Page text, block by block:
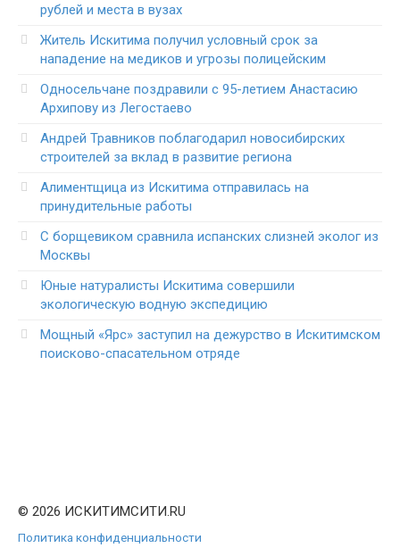
рублей и места в вузах
Житель Искитима получил условный срок за
нападение на медиков и угрозы полицейским
Односельчане поздравили с 95-летием Анастасию
Архипову из Легостаево
Андрей Травников поблагодарил новосибирских
строителей за вклад в развитие региона
Алиментщица из Искитима отправилась на
принудительные работы
С борщевиком сравнила испанских слизней эколог из
Москвы
Юные натуралисты Искитима совершили
экологическую водную экспедицию
Мощный «Ярс» заступил на дежурство в Искитимском
поисково-спасательном отряде
© 2026 ИСКИТИМСИТИ.RU
Политика конфиденциальности